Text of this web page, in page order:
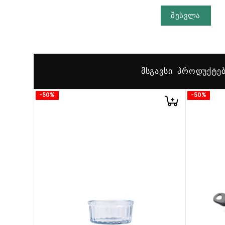
შესვლა
ᲛᲡᲒᲐᲕᲡᲘ
-50% -50%